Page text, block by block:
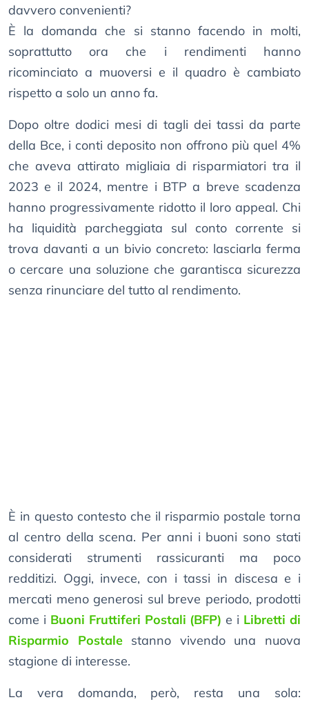
davvero convenienti?
È la domanda che si stanno facendo in molti,
soprattutto ora che i rendimenti hanno
ricominciato a muoversi e il quadro è cambiato
rispetto a solo un anno fa.
Dopo oltre dodici mesi di tagli dei tassi da parte
della Bce, i conti deposito non offrono più quel 4%
che aveva attirato migliaia di risparmiatori tra il
2023 e il 2024, mentre i BTP a breve scadenza
hanno progressivamente ridotto il loro appeal. Chi
ha liquidità parcheggiata sul conto corrente si
trova davanti a un bivio concreto: lasciarla ferma
o cercare una soluzione che garantisca sicurezza
senza rinunciare del tutto al rendimento.
È in questo contesto che il risparmio postale torna
al centro della scena. Per anni i buoni sono stati
considerati strumenti rassicuranti ma poco
redditizi. Oggi, invece, con i tassi in discesa e i
mercati meno generosi sul breve periodo, prodotti
come i Buoni Fruttiferi Postali (BFP) e i Libretti di
Risparmio Postalestanno vivendo una nuova
stagione di interesse.
La vera domanda, però, resta una sola: